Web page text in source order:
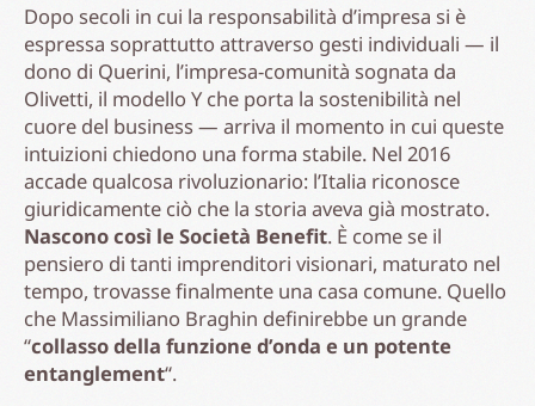
Dopo secoli in cui la responsabilità d’impresa si è
espressa soprattutto attraverso gesti individuali — il
dono di Querini, l’impresa-comunità sognata da
Olivetti, il modello Y che porta la sostenibilità nel
cuore del business — arriva il momento in cui queste
intuizioni chiedono una forma stabile. Nel 2016
accade qualcosa rivoluzionario: l’Italia riconosce
giuridicamente ciò che la storia aveva già mostrato.
Nascono così le Società Benefit. È come se il
pensiero di tanti imprenditori visionari, maturato nel
tempo, trovasse finalmente una casa comune. Quello
che Massimiliano Braghin definirebbe un grande
“collasso della funzione d’onda e un potente
entanglement“.